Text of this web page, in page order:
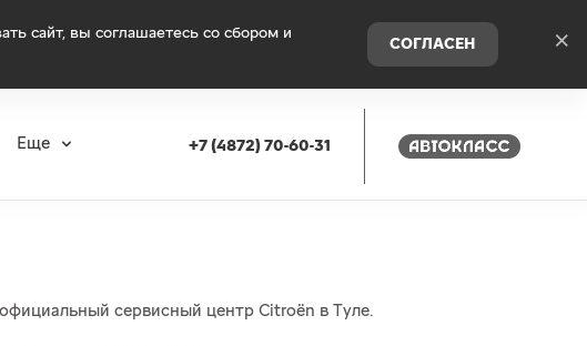
сайт, вы соглашаетесь со сбором и
СОГЛАСЕН ×
Еще +7 (4872) 70-60-31
официальный сервисный центр Citroёn в Туле.